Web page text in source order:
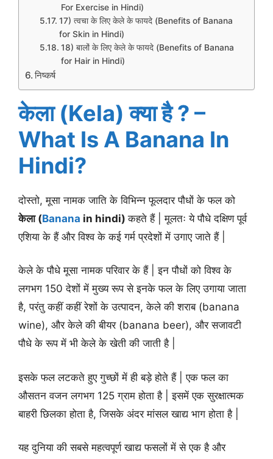
For Exercise in Hindi)
17) त्वचा के लिए केले के फायदे (Benefits of Banana
for Skin in Hindi)
18) बालों के लिए केले के फायदे (Benefits of Banana
for Hair in Hindi)
निष्कर्ष
केला (Kela) क्या है ? –
What Is A Banana In
Hindi?
दोस्तो, मूसा नामक जाति के विभिन्न फूलदार पौधों के फल को
केला (Banana in hindi)कहते हैं | मूलतः ये पौधे दक्षिण पूर्व
एशिया के हैं और विश्व के कई गर्म प्रदेशों में उगाए जाते हैं |
केले के पौधे मूसा नामक परिवार के हैं | इन पौधों को विश्व के
लगभग 150 देशों में मुख्य रूप से इनके फल के लिए उगाया जाता
है, परंतु कहीं कहीं रेशों के उत्पादन, केले की शराब (banana
wine), और केले की बीयर (banana beer), और सजावटी
पौधे के रूप में भी केले के खेती की जाती है |
इसके फल लटकते हुए गुच्छों में ही बड़े होते हैं | एक फल का
औसतन वजन लगभग 125 ग्राम होता है | इसमें एक सुरक्षात्मक
बाहरी छिलका होता है, जिसके अंदर मांसल खाद्य भाग होता है |
यह दुनिया की सबसे महत्वपूर्ण खाद्य फसलों में से एक है और